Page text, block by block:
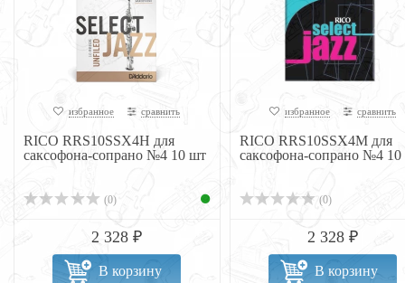
избранное сравнить
RICO RRS10SSX4H для
саксофона-сопрано №4 10 шт
(0)
2 328 ₽
В корзину
избранное сравнить
RICO RRS10SSX4M для
саксофона-сопрано №4
(0)
2 328 ₽
В корзину